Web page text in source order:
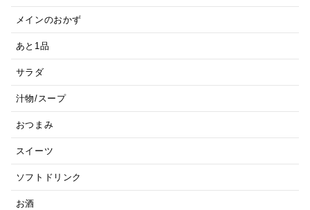
メインのおかず
あと1品
サラダ
汁物/スープ
おつまみ
スイーツ
ソフトドリンク
お酒